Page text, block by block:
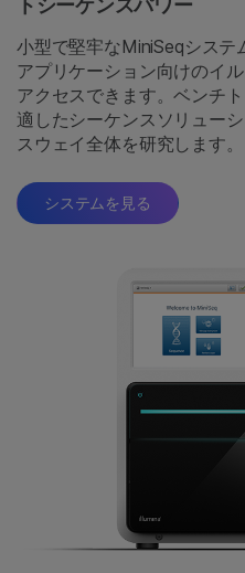
トシーケンスパワー
小型で堅牢なMiniSeqシステ
アプリケーション向けのイ
アクセスできます。ベンチ
適したシーケンスソリュー
スウェイ全体を研究します。
システムを見る